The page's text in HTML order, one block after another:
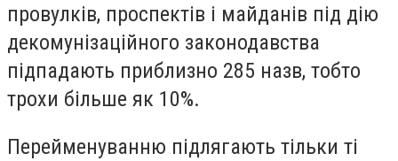
провулків, проспектів і майданів під дію
декомунізаційного законодавства
підпадають приблизно 285 назв, тобто
трохи більше як 10%.
Перейменуванню підлягають тільки ті